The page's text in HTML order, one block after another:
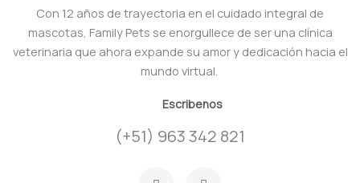
Con 12 años de trayectoria en el cuidado integral de
mascotas, Family Pets se enorgullece de ser una clínica
veterinaria que ahora expande su amor y dedicación hacia el
mundo virtual.
Escribenos
(+51) 963 342 821